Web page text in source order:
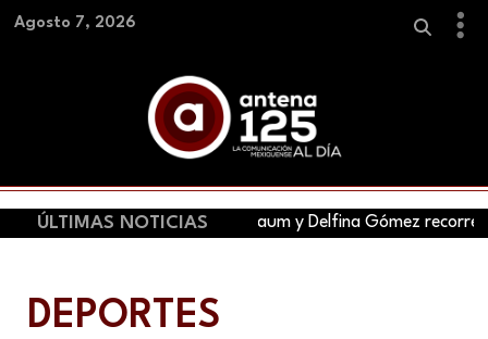
Agosto 7, 2026
ÚLTIMAS NOTICIASClaudia Sheinbaum y Delfina Gómez recorren
DEPORTES